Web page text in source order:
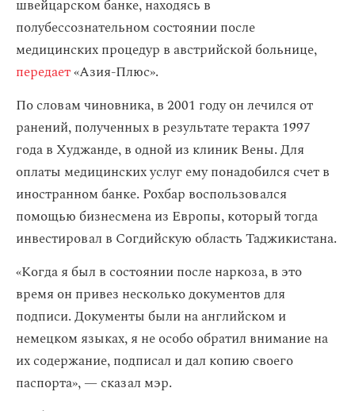
швейцарском банке, находясь в
полубессознательном состоянии после
медицинских процедур в австрийской больнице,
передает«Азия-Плюс».
По словам чиновника, в 2001 году он лечился от
ранений, полученных в результате теракта 1997
года в Худжанде, в одной из клиник Вены. Для
оплаты медицинских услуг ему понадобился счет в
иностранном банке. Рохбар воспользовался
помощью бизнесмена из Европы, который тогда
инвестировал в Согдийскую область Таджикистана.
«Когда я был в состоянии после наркоза, в это
время он привез несколько документов для
подписи. Документы были на английском и
немецком языках, я не особо обратил внимание на
их содержание, подписал и дал копию своего
паспорта», — сказал мэр.